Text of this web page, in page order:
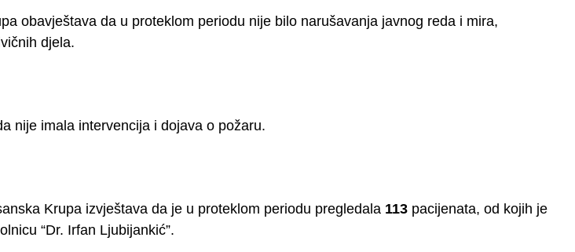
obavještava da u proteklom periodu nije bilo narušavanja javnog reda i mira,
djela.
nije imala intervencija i dojava o požaru.
Krupa izvještava da je u proteklom periodu pregledala 113 pacijenata, od kojih je
“Dr. Irfan Ljubijankić”.